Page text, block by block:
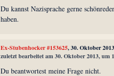
Du kannst Nazisprache gerne
haben.
Ex-Stubenhocker #153625, 30. Oktober
zuletzt bearbeitet am 30. Oktober 2013, um
Du beantwortest meine Frage nicht.